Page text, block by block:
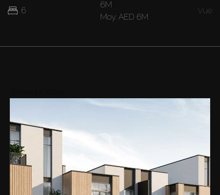
6
6M
Moy. AED 6M
Vue